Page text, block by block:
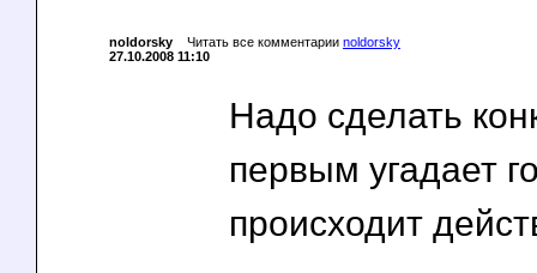
noldorsky Читать все комментарии noldorsky
27.10.2008 11:10
Надо сделать
первым угадает
происходит